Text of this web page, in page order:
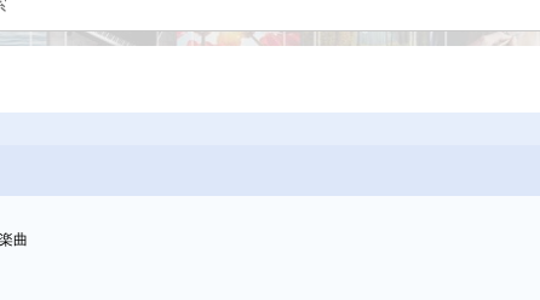
楽曲